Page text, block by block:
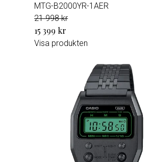
MTG-B2000YR-1AER
21 998 kr
15 399 kr
Visa produkten